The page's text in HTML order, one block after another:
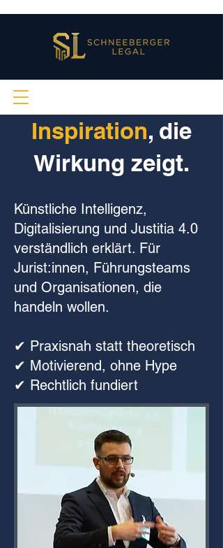
Inspiration, die
Wirkung zeigt.
Künstliche Intelligenz,
Digitalisierung und Justitia 4.0
verständlich erklärt. Für
Jurist:innen, Führungsteams
und Organisationen, die
handeln wollen.
✔︎ Praxisnah statt theoretisch
✔︎ Motivierend, ohne Hype
✔︎ Rechtlich fundiert